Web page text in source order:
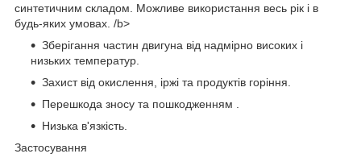
синтетичним складом. Можливе використання весь рік і в
будь-яких умовах. /b>
Зберігання частин двигуна від надмірно високих і
низьких температур.
Захист від окислення, іржі та продуктів горіння.
Перешкода зносу та пошкодженням .
Низька в'язкість.
Застосування